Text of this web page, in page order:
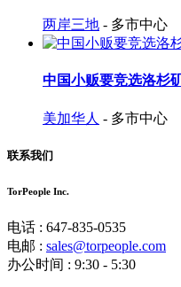
两岸三地 - 多市中心
中国小贩要竞选洛杉
美加华人 - 多市中心
联系我们
TorPeople Inc.
电话 : 647-835-0535
电邮 : sales@torpeople.com
办公时间 : 9:30 - 5:30